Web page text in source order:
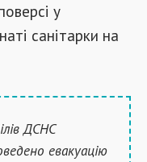
у
санітарки на
ДСНС
евакуацію